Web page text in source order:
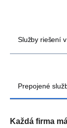
Služby riešení
Prepojené
Každá firma